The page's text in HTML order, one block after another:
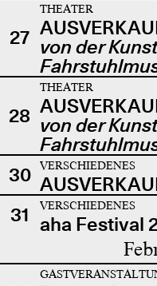
27
THEATER
von der
28
THEATER
von der
30
VERSCHIEDENES
31
VERSCHIEDENES
aha Festival